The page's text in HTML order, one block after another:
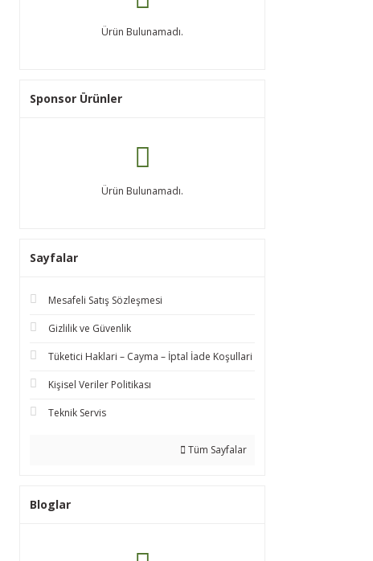
Ürün Bulunamadı.
Sponsor Ürünler
Ürün Bulunamadı.
Sayfalar
Mesafeli Satış Sözleşmesi
Gizlilik ve Güvenlik
Tüketici Haklari – Cayma – İptal İade Koşullari
Kişisel Veriler Politikası
Teknik Servis
Tüm Sayfalar
Bloglar